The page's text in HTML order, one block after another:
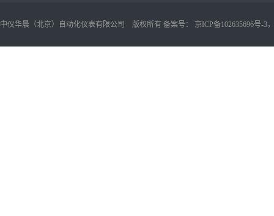
中仪华晨（北京）自动化仪表有限公司 版权所有 备案号： 京ICP备102635696号-3，